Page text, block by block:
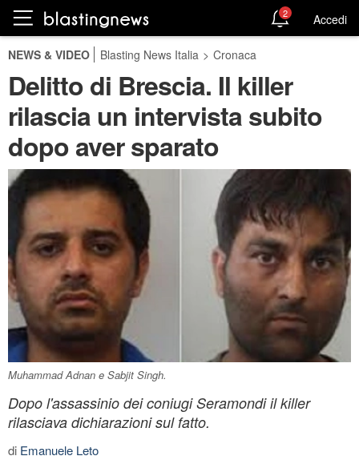
2 Accedi
NEWS & VIDEO Blasting News Italia > Cronaca
Delitto di Brescia. Il killer
rilascia un intervista subito
dopo aver sparato
Muhammad Adnan e Sabjit Singh.
Dopo l'assassinio dei coniugi Seramondi il killer
rilasciava dichiarazioni sul fatto.
di Emanuele Leto